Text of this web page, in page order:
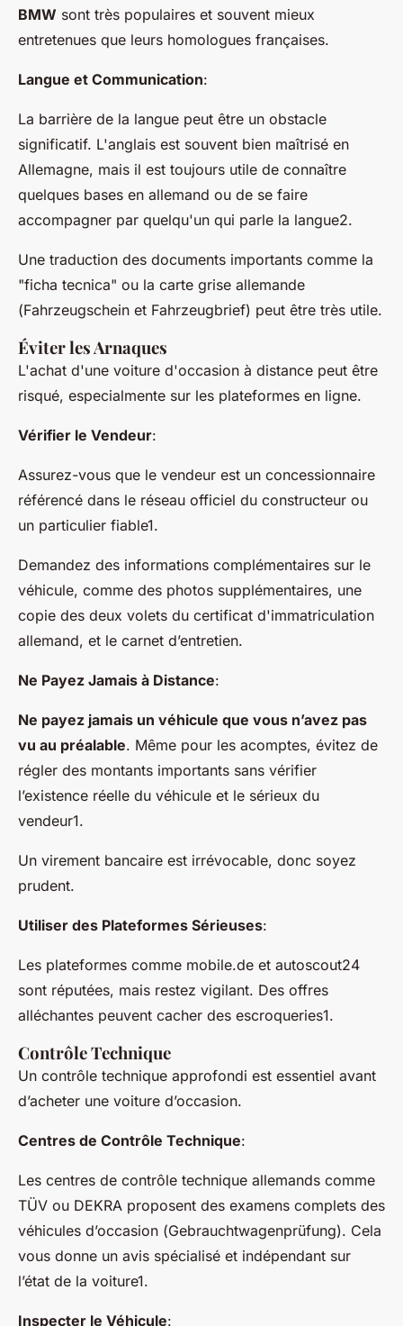
BMW sont très populaires et souvent mieux
entretenues que leurs homologues françaises.
Langue et Communication:
La barrière de la langue peut être un obstacle
significatif. L'anglais est souvent bien maîtrisé en
Allemagne, mais il est toujours utile de connaître
quelques bases en allemand ou de se faire
accompagner par quelqu'un qui parle la langue2.
Une traduction des documents importants comme la
"ficha tecnica" ou la carte grise allemande
(Fahrzeugschein et Fahrzeugbrief) peut être très utile.
Éviter les Arnaques
L'achat d'une voiture d'occasion à distance peut être
risqué, especialmente sur les plateformes en ligne.
Vérifier le Vendeur:
Assurez-vous que le vendeur est un concessionnaire
référencé dans le réseau officiel du constructeur ou
un particulier fiable1.
Demandez des informations complémentaires sur le
véhicule, comme des photos supplémentaires, une
copie des deux volets du certificat d'immatriculation
allemand, et le carnet d’entretien.
Ne Payez Jamais à Distance:
Ne payez jamais un véhicule que vous n’avez pas
vu au préalable. Même pour les acomptes, évitez de
régler des montants importants sans vérifier
l’existence réelle du véhicule et le sérieux du
vendeur1.
Un virement bancaire est irrévocable, donc soyez
prudent.
Utiliser des Plateformes Sérieuses:
Les plateformes comme mobile.de et autoscout24
sont réputées, mais restez vigilant. Des offres
alléchantes peuvent cacher des escroqueries1.
Contrôle Technique
Un contrôle technique approfondi est essentiel avant
d’acheter une voiture d’occasion.
Centres de Contrôle Technique:
Les centres de contrôle technique allemands comme
TÜV ou DEKRA proposent des examens complets des
véhicules d’occasion (Gebrauchtwagenprüfung). Cela
vous donne un avis spécialisé et indépendant sur
l’état de la voiture1.
Inspecter le Véhicule: